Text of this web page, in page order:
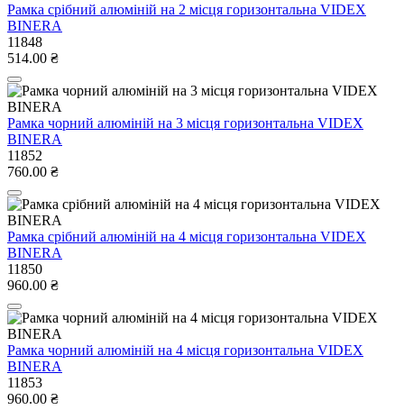
Рамка срібний алюміній на 2 місця горизонтальна VIDEX
BINERA
11848
514.00 ₴
Рамка чорний алюміній на 3 місця горизонтальна VIDEX
BINERA
11852
760.00 ₴
Рамка срібний алюміній на 4 місця горизонтальна VIDEX
BINERA
11850
960.00 ₴
Рамка чорний алюміній на 4 місця горизонтальна VIDEX
BINERA
11853
960.00 ₴